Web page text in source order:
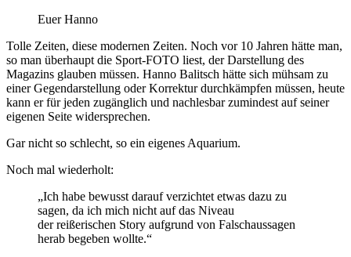
Euer Hanno
Tolle Zeiten, diese modernen Zeiten. Noch vor 10 Jahren hätte man,
so man überhaupt die Sport-FOTO liest, der Darstellung des
Magazins glauben müssen. Hanno Balitsch hätte sich mühsam zu
einer Gegendarstellung oder Korrektur durchkämpfen müssen, heute
kann er für jeden zugänglich und nachlesbar zumindest auf seiner
eigenen Seite widersprechen.
Gar nicht so schlecht, so ein eigenes Aquarium.
Noch mal wiederholt:
„Ich habe bewusst darauf verzichtet etwas dazu zu
sagen, da ich mich nicht auf das Niveau
der reißerischen Story aufgrund von Falschaussagen
herab begeben wollte.“